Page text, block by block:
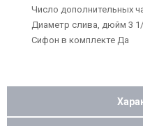
Число дополнительных
Диаметр слива, дюйм 3
Сифон в комплекте Да